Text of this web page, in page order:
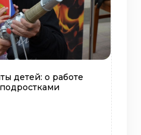
детей: о работе